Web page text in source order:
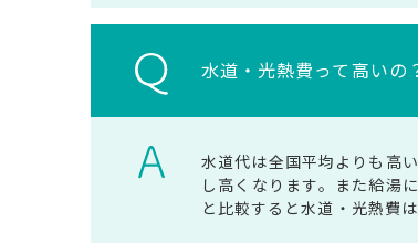
水道・光熱費って高いの
水道代は全国平均よりも高
し高くなります。また給湯
と比較すると水道・光熱費